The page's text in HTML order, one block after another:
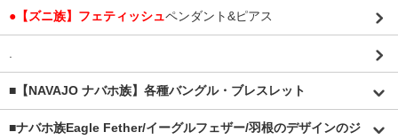
●【ズニ族】フェティッシュペンダント&ピアス
.
■【NAVAJO ナバホ族】各種バングル・ブレスレット
■ナバホ族Eagle Fether/イーグルフェザー/羽根のデザインのジ